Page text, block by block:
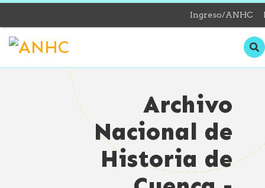
Ingreso/ANHC
Archivo
Nacional de
Historia de